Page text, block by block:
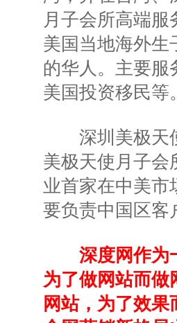
月子会所高端
美国当地海外生
的华人。主要服
美国投资移民等。
深圳美极天使
美极天使月子会
业首家在中美市
要负责中国区客
深度网作为
为了做网站而做
网站，为了效